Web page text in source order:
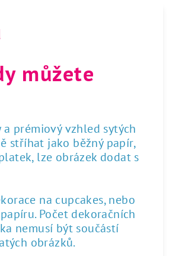
můžete
prémiový vzhled sytých
stříhat jako běžný papír,
lze obrázek dodat s
na cupcakes, nebo
Počet dekoračních
nemusí být součástí
obrázků.